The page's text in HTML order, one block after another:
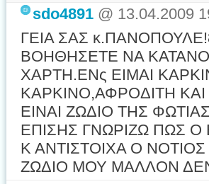
sdo4891 @ 13.04.2009
ΓΕΙΑ ΣΑΣ
ΒΟΗΘΗΣΕΤΕ ΝΑ
ΧΑΡΤΗ.ΕΝς ΕΙΜΑΙ
ΚΑΡΚΙΝΟ,ΑΦΡΟΔΙΤΗ
ΕΙΝΑΙ ΖΩΔΙΟ ΤΗΣ
ΕΠΙΣΗΣ ΓΝΩΡΙΖΩ ΠΩΣ
Κ ΑΝΤΙΣΤΟΙΧΑ Ο
ΖΩΔΙΟ ΜΟΥ ΜΑΛΛΟΝ ΔΕΝ